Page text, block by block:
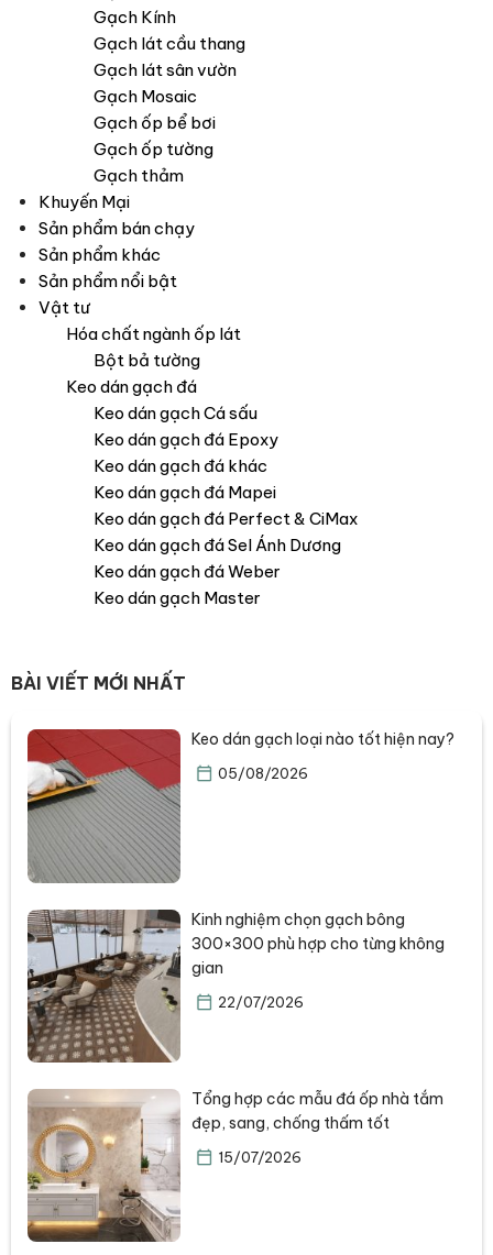
Gạch Kính
Gạch lát cầu thang
Gạch lát sân vườn
Gạch Mosaic
Gạch ốp bể bơi
Gạch ốp tường
Gạch thảm
Khuyến Mại
Sản phẩm bán chạy
Sản phẩm khác
Sản phẩm nổi bật
Vật tư
Hóa chất ngành ốp lát
Bột bả tường
Keo dán gạch đá
Keo dán gạch Cá sấu
Keo dán gạch đá Epoxy
Keo dán gạch đá khác
Keo dán gạch đá Mapei
Keo dán gạch đá Perfect & CiMax
Keo dán gạch đá Sel Ánh Dương
Keo dán gạch đá Weber
Keo dán gạch Master
BÀI VIẾT MỚI NHẤT
Keo dán gạch loại nào tốt hiện nay?
05/08/2026
Kinh nghiệm chọn gạch bông
300×300 phù hợp cho từng không
gian
22/07/2026
Tổng hợp các mẫu đá ốp nhà tắm
đẹp, sang, chống thấm tốt
15/07/2026